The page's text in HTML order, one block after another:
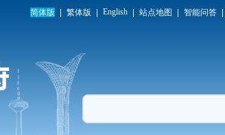
简体版 繁体版 English 站点地图 智能问答